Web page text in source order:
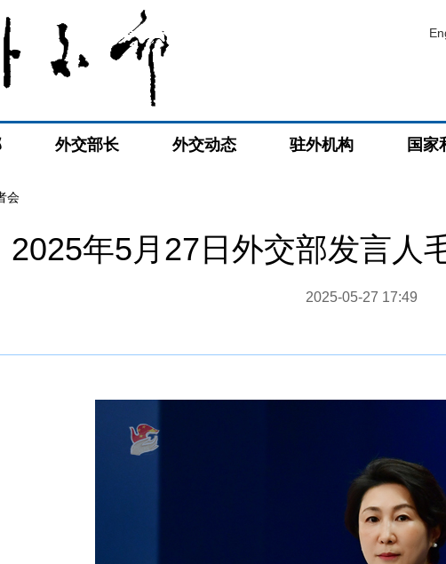
外交部长 外交动态 驻外机构 国家
会
2025年5月27日外交部发言人
2025-05-27 17:49